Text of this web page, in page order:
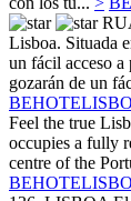
Lisboa. Situada
un fácil acceso a
gozarán de un
Feel the true
occupies a fully
centre of the